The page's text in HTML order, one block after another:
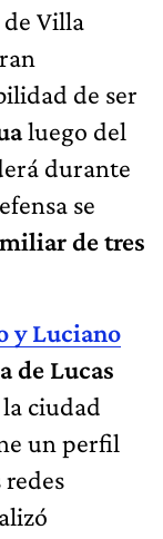
Villa
de ser
luego del
durante
se
de tres
y Luciano
de Lucas
ciudad
un perfil